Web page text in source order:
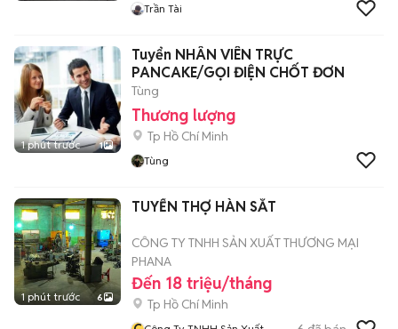
Trần Tài
1 phút trước 1
Tuyển NHÂN VIÊN TRỰC
PANCAKE/GỌI ĐIỆN CHỐT ĐƠN
Tùng
Thương lượng
Tp Hồ Chí Minh
Tùng
1 phút trước 6
TUYỂN THỢ HÀN SẮT
CÔNG TY TNHH SẢN XUẤT THƯƠNG MẠI
PHANA
Đến 18 triệu/tháng
Tp Hồ Chí Minh